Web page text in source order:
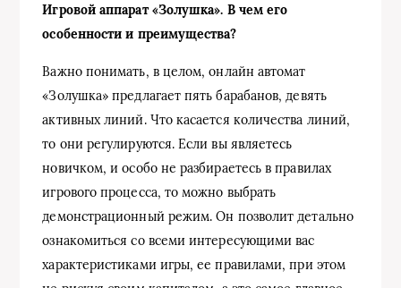
Игровой аппарат «Золушка». В чем его
особенности и преимущества?
Важно понимать, в целом, онлайн автомат
«Золушка» предлагает пять барабанов, девять
активных линий. Что касается количества линий,
то они регулируются. Если вы являетесь
новичком, и особо не разбираетесь в правилах
игрового процесса, то можно выбрать
демонстрационный режим. Он позволит детально
ознакомиться со всеми интересующими вас
характеристиками игры, ее правилами, при этом